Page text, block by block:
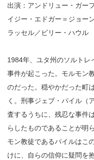
出演：アンドリュー・ガー
イジー・エドガー＝ジョー
ラッセル／ビリー・ハウル
1984年、ユタ州のソルトレ
事件が起こった。モルモン
のだった。穏やかだった町
く。刑事ジェブ・パイル（
査するうちに、残忍な事件
らしたものであることが明
モン教徒であるパイルはこ
けに、自らの信仰に疑問を